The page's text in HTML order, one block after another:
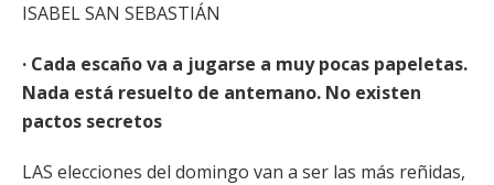
ISABEL SAN SEBASTIÁN
· Cada escaño va a jugarse a muy pocas papeletas.
Nada está resuelto de antemano. No existen
pactos secretos
LAS elecciones del domingo van a ser las más reñidas,